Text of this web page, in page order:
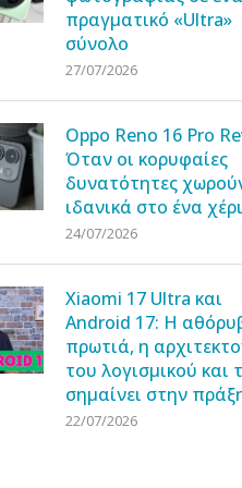
πραγματικό «Ultra»
σύνολο
27/07/2026
Oppo Reno 16 Pro
Όταν οι κορυφαίες
δυνατότητες
ιδανικά στο ένα χέρι
24/07/2026
Xiaomi 17 Ultra και
Android 17: Η
πρωτιά, η
του λογισμικού και
σημαίνει στην
22/07/2026